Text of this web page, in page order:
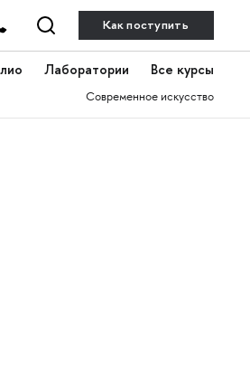
Как поступить
Лаборатории Все курсы
Современное искусство